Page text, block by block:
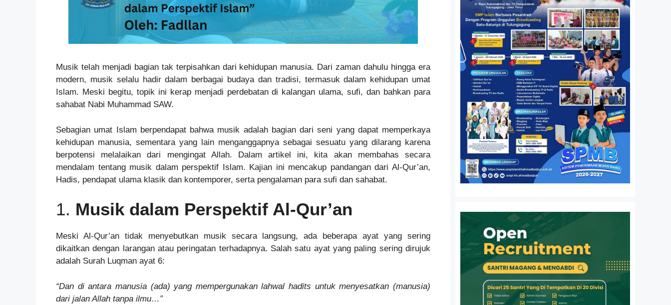
Musik telah menjadi bagian tak terpisahkan dari kehidupan manusia. Dari zaman dahulu hingga era
modern, musik selalu hadir dalam berbagai budaya dan tradisi, termasuk dalam kehidupan umat
Islam. Meski begitu, topik ini kerap menjadi perdebatan di kalangan ulama, sufi, dan bahkan para
sahabat Nabi Muhammad SAW.
Sebagian umat Islam berpendapat bahwa musik adalah bagian dari seni yang dapat memperkaya
kehidupan manusia, sementara yang lain menganggapnya sebagai sesuatu yang dilarang karena
berpotensi melalaikan dari mengingat Allah. Dalam artikel ini, kita akan membahas secara
mendalam tentang musik dalam perspektif Islam. Kajian ini mencakup pandangan dari Al-Qur’an,
Hadis, pendapat ulama klasik dan kontemporer, serta pengalaman para sufi dan sahabat.
1. Musik dalam Perspektif Al-Qur’an
Meski Al-Qur’an tidak menyebutkan musik secara langsung, ada beberapa ayat yang sering
dikaitkan dengan larangan atau peringatan terhadapnya. Salah satu ayat yang paling sering dirujuk
adalah Surah Luqman ayat 6:
“Dan di antara manusia (ada) yang mempergunakan lahwal hadits untuk menyesatkan (manusia)
dari jalan Allah tanpa ilmu…”